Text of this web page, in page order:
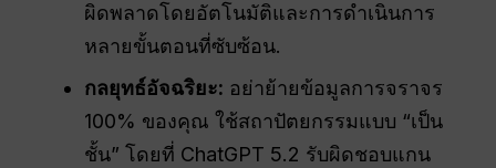
ผิดพลาดโดยอัตโนมัติและการดำเนินการ
หลายขั้นตอนที่ซับซ้อน.
กลยุทธ์อัจฉริยะ: อย่าย้ายข้อมูลการจราจร
100% ของคุณ ใช้สถาปัตยกรรมแบบ “เป็น
ชั้น” โดยที่ ChatGPT 5.2 รับผิดชอบแกน